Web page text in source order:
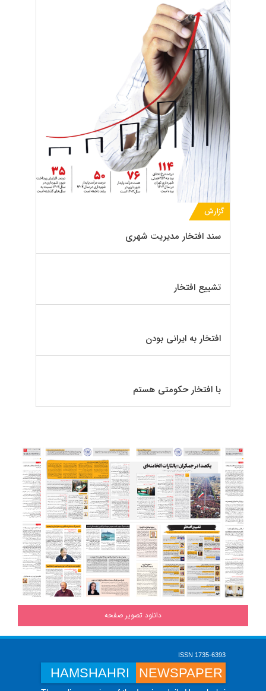
دانلود تصویر صفحه
گزارش
سند افتخار مدیریت شهری
تشییع افتخار
افتخار به ایرانی بودن
با افتخار حکومتی هستم
ISSN 1735-6393
HAMSHAHRI NEWSPAPER